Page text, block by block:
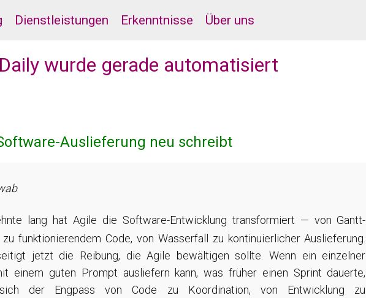
Dienstleistungen Erkenntnisse Über uns
wurde gerade automatisiert
Auslieferung neu schreibt
lang hat Agile die Software-Entwicklung transformiert — von Gantt-
zu funktionierendem Code, von Wasserfall zu kontinuierlicher Auslieferung.
jetzt die Reibung, die Agile bewältigen sollte. Wenn ein einzelner
einem guten Prompt ausliefern kann, was früher einen Sprint dauerte,
der Engpass von Code zu Koordination, von Entwicklung zu